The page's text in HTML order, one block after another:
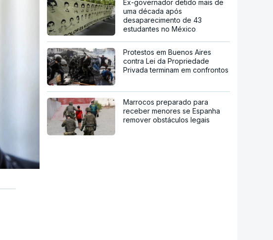
Ex-governador detido mais de
uma década após
desaparecimento de 43
estudantes no México
Protestos em Buenos Aires
contra Lei da Propriedade
Privada terminam em confrontos
Marrocos preparado para
receber menores se Espanha
remover obstáculos legais